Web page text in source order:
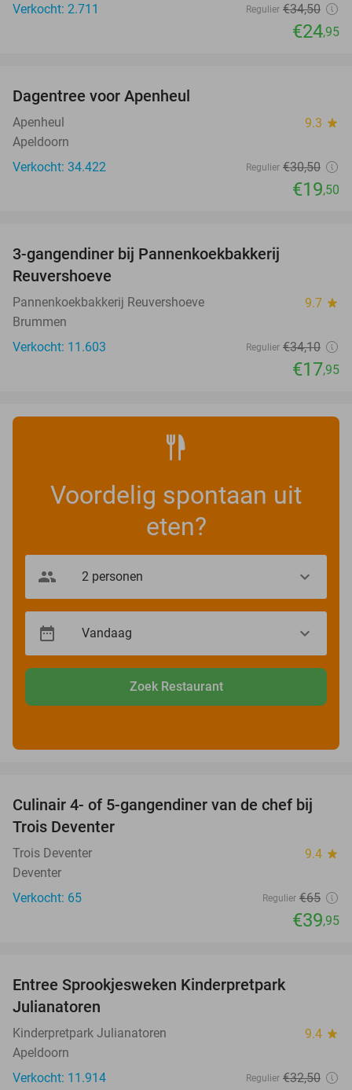
Verkocht: 2.711
Regulier €34,50
€24,95
Dagentree voor Apenheul
Apenheul 9.3 star
Apeldoorn
Verkocht: 34.422
Regulier €30,50
€19,50
3-gangendiner bij Pannenkoekbakkerij
Reuvershoeve
Pannenkoekbakkerij Reuvershoeve 9.7 star
Brummen
Verkocht: 11.603
Regulier €34,10
€17,95
Voordelig spontaan uit
eten?
Zoek Restaurant
39%
Culinair 4- of 5-gangendiner van de chef bij
Trois Deventer
Trois Deventer 9.4 star
Deventer
Verkocht: 65
Regulier €65
€39,95
Entree Sprookjesweken Kinderpretpark
Julianatoren
Kinderpretpark Julianatoren 9.4 star
Apeldoorn
Verkocht: 11.914
Regulier €32,50